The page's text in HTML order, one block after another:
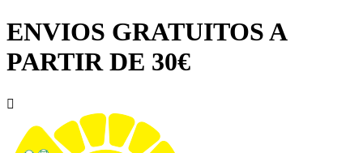
ENVIOS GRATUITOS A
PARTIR DE 30€
